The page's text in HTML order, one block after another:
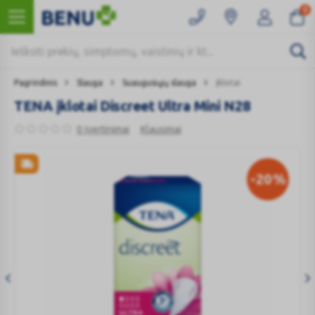
0
Pagrindinis Slauga Suaugusiųjų slauga Įklotai
0 Įvertinimai Klausimai
TENA įklotai Discreet Ultra Mini N28
-20%